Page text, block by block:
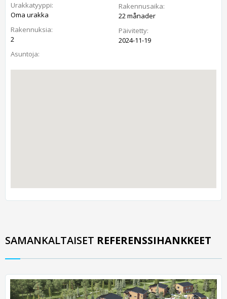
Urakkatyyppi:
Oma urakka
Rakennuksia:
2
Asuntoja:
Rakennusaika:
22 månader
Päivitetty:
2024-11-19
SAMANKALTAISET REFERENSSIHANKKEET